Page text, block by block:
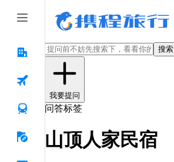
搜索
我要提问
问答标签
山顶人家民宿